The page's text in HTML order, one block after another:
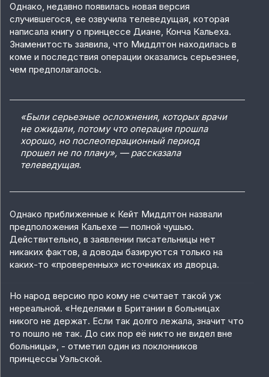
Однако, недавно появилась новая версия
случившегося, ее озвучила телеведущая, которая
написала книгу о принцессе Диане, Конча Кальеха.
Знаменитость заявила, что Миддлтон находилась в
коме и последствия операции оказались серьезнее,
чем предполагалось.
«Были серьезные осложнения, которых врачи
не ожидали, потому что операция прошла
хорошо, но послеоперационный период
прошел не по плану», — рассказала
телеведущая.
Однако приближенные к Кейт Миддлтон назвали
предположения Кальехе — полной чушью.
Действительно, в заявлении писательницы нет
никаких фактов, а доводы базируются только на
каких-то «проверенных» источниках из дворца.
Но народ версию про кому не считает такой уж
нереальной. «Неделями в Британии в больницах
никого не держат. Если так долго лежала, значит что
то пошло не так. До сих пор её никто не видел вне
больницы», - отметил один из поклонников
принцессы Уэльской.